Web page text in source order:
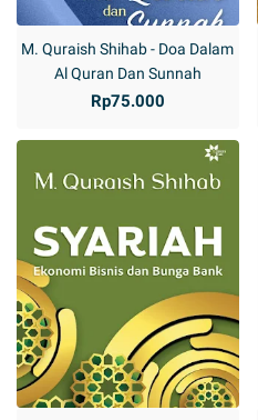
M. Quraish Shihab - Doa Dalam
Al Quran Dan Sunnah
Rp75.000